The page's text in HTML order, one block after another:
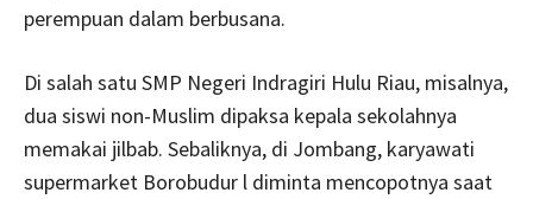
perempuan dalam berbusana.
Di salah satu SMP Negeri Indragiri Hulu Riau, misalnya,
dua siswi non-Muslim dipaksa kepala sekolahnya
memakai jilbab. Sebaliknya, di Jombang, karyawati
supermarket Borobudur l diminta mencopotnya saat